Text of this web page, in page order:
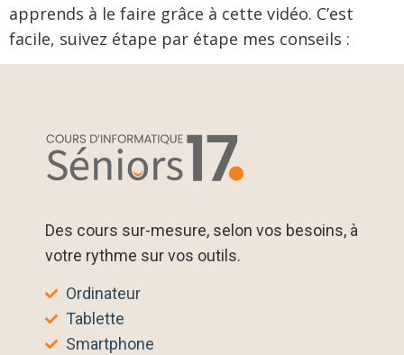
apprends à le faire grâce à cette vidéo. C’est
facile, suivez étape par étape mes conseils :
Des cours sur-mesure, selon vos besoins, à
votre rythme sur vos outils.
Ordinateur
Tablette
Smartphone